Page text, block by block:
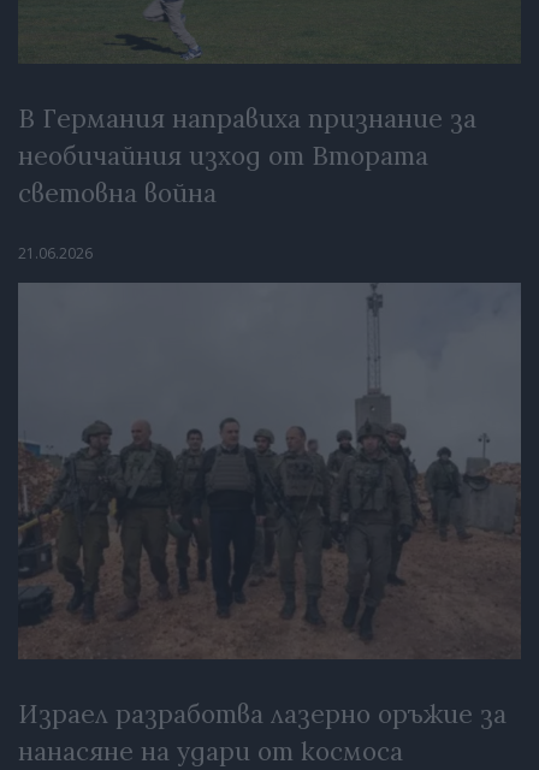
В Германия направиха признание за
необичайния изход от Втората
световна война
21.06.2026
Израел разработва лазерно оръжие за
нанасяне на удари от космоса